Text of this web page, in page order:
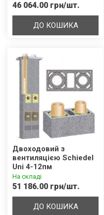
46 064.00 грн/шт.
ДО КОШИКА
Двоходовий з
вентиляцією Schiedel
Uni 4-12пм
На складі
51 186.00 грн/шт.
ДО КОШИКА